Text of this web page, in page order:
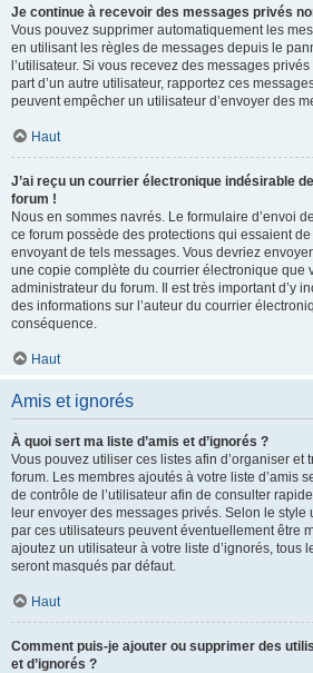
Je continue à recevoir des messages privés
Vous pouvez supprimer automatiquement les
en utilisant les règles de messages depuis le
l’utilisateur. Si vous recevez des messages
part d’un autre utilisateur, rapportez ces
peuvent empêcher un utilisateur d’envoyer des
Haut
J’ai reçu un courrier électronique indésirable
forum !
Nous en sommes navrés. Le formulaire d’envoi
ce forum possède des protections qui essaient
envoyant de tels messages. Vous devriez
une copie complète du courrier électronique que
administrateur du forum. Il est très important d’y
des informations sur l’auteur du courrier
conséquence.
Haut
Amis et ignorés
À quoi sert ma liste d’amis et d’ignorés ?
Vous pouvez utiliser ces listes afin d’organiser et
forum. Les membres ajoutés à votre liste d’amis
de contrôle de l’utilisateur afin de consulter
leur envoyer des messages privés. Selon le
par ces utilisateurs peuvent éventuellement être
ajoutez un utilisateur à votre liste d’ignorés, tous
seront masqués par défaut.
Haut
Comment puis-je ajouter ou supprimer des
et d’ignorés ?